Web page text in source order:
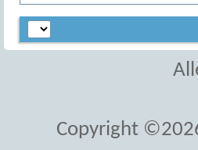
Copyright